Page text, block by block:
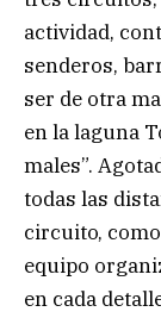
actividad,
senderos,
ser de otra
en la laguna
males”.
todas las
circuito,
equipo
en cada